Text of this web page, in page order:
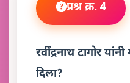
प्रश्न क्र. 4
रवींद्रनाथ टागोर
दिला?